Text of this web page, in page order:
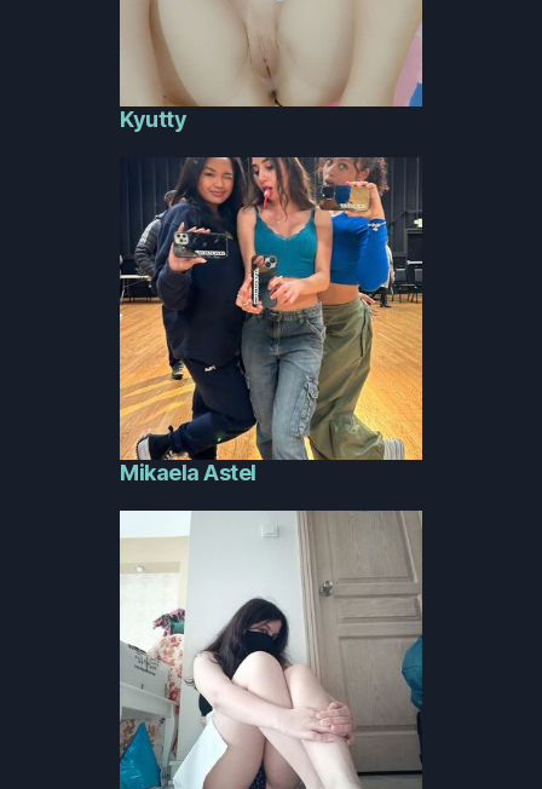
Kyutty
Mikaela Astel